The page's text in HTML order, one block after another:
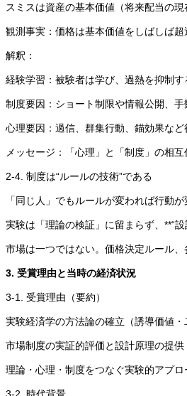
スミスは資産の基本価値（将来配当の
観測事実：価格は基本価値をしばしば
解釈：
経験学習：被験者は学び、過熱を抑制す
制度要因：ショート制限や情報公開、手
心理要因：過信、群集行動、錨効果な
メッセージ：「心理」と「制度」の相
2-4. 制度は“ルールの技術”である
「同じ人」でもルールが変われば行動
実験は「理論の検証」に留まらず、**“設
市場は一つではない。価格決定ルール
3. 受賞理由と当時の経済状況
3-1. 受賞理由（要約）
実験経済学の方法論の確立（誘導価値・
市場制度の実証的評価と設計原理の提供
理論・心理・制度をつなぐ実験的アプ